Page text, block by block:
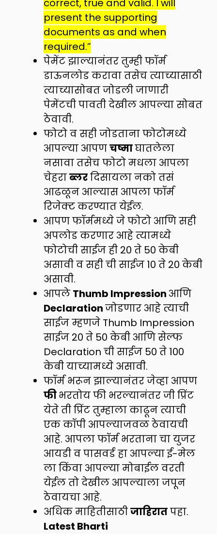
correct, true and valid. I will
present the supporting
documents as and when
required.”
पेमेंट झाल्यानंतर तुम्ही फॉर्म
डाऊनलोड करावा तसेच त्याच्यासाठी
त्याच्यासोबत जोडली जाणारी
पेमेंटची पावती देखील आपल्या सोबत
ठेवावी.
फोटो व सही जोडताना फोटोमध्ये
आपल्या आपणचष्माघातलेला
नसावा तसेच फोटो मधला आपला
चेहराब्लरदिसायला नको तसं
आढळून आल्यास आपला फॉर्म
रिजेक्ट करण्यात येईल.
आपण फॉर्ममध्ये जे फोटो आणि सही
अपलोड करणार आहे त्यामध्ये
फोटोची साईज ही 20 ते 50 केबी
असावी व सही ची साईज 10 ते 20 केबी
असावी.
आपले Thumb Impression आणि
Declarationजोडणार आहे त्याची
साईज म्हणजे Thumb Impression
साईज 20 ते 50 केबी आणि सेल्फ
Declaration ची साईज 50 ते 100
केबी याच्यामध्ये असावी.
फॉर्म भरून झाल्यानंतर जेव्हा आपण
फीभरतोय फी भरल्यानंतर जी प्रिंट
येते ती प्रिंट तुम्हाला काढून त्याची
एक कॉपी आपल्याजवळ ठेवायची
आहे. आपला फॉर्म भरताना चा युजर
आयडी व पासवर्ड हा आपल्या ई-मेल
ला किंवा आपल्या मोबाईल वरती
येईल तो देखील आपल्याला जपून
ठेवायचा आहे.
अधिक माहितीसाठीजाहिरातपहा.
Latest Bharti